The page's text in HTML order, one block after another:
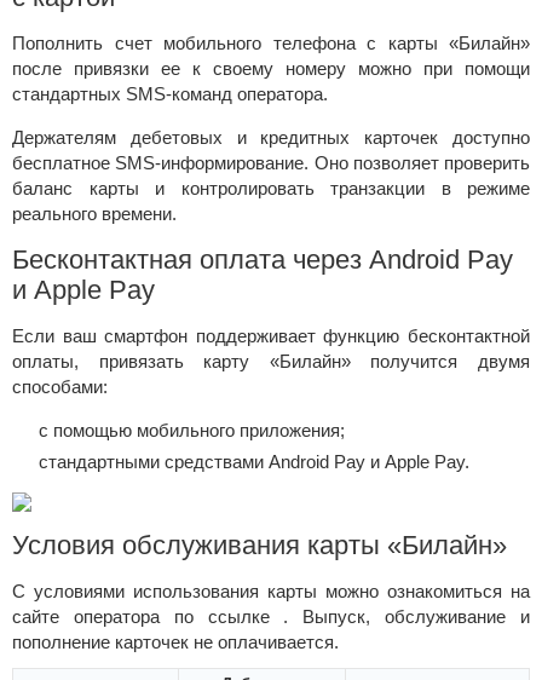
Пополнить счет мобильного телефона с карты «Билайн»
после привязки ее к своему номеру можно при помощи
стандартных SMS-команд оператора.
Держателям дебетовых и кредитных карточек доступно
бесплатное SMS-информирование. Оно позволяет проверить
баланс карты и контролировать транзакции в режиме
реального времени.
Бесконтактная оплата через Android Pay
и Apple Pay
Если ваш смартфон поддерживает функцию бесконтактной
оплаты, привязать карту «Билайн» получится двумя
способами:
с помощью мобильного приложения;
стандартными средствами Android Pay и Apple Pay.
Условия обслуживания карты «Билайн»
С условиями использования карты можно ознакомиться на
сайте оператора по ссылке . Выпуск, обслуживание и
пополнение карточек не оплачивается.